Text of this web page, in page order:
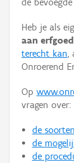
Hergebruik
Aanmelden
Heb je als
aan erfgoed
terecht kan,
Onroerend
Op
vragen over:
de
de
de